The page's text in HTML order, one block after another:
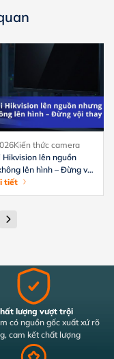
Kiến thức camera
lên nguồn
lên hình – Đừng vội
tiết
lượng vượt trội
có nguồn gốc xuất xứ rõ
cam kết chất lượng